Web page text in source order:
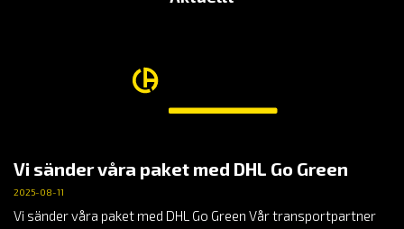
Vi sänder våra paket med DHL Go Green
2025-08-11
Vi sänder våra paket med DHL Go Green Vår transportpartner